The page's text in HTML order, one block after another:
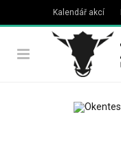
Kalendář akcí